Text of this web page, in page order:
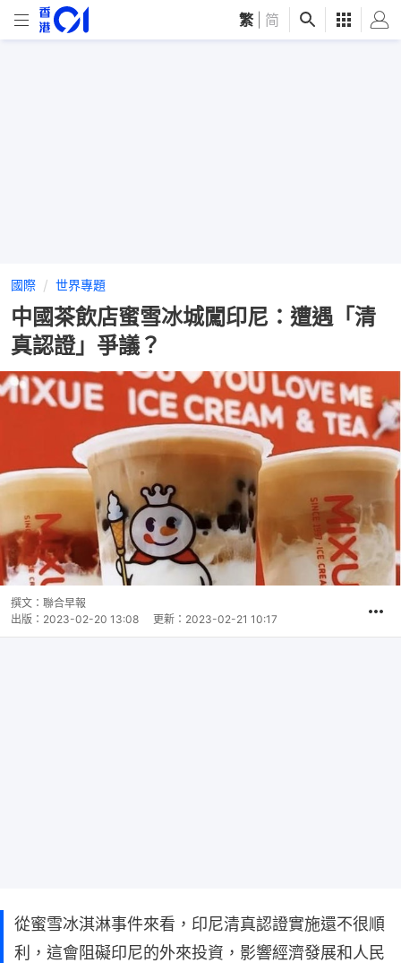
繁 简
國際 世界專題
中國茶飲店蜜雪冰城闖印尼：遭遇「清
真認證」爭議？
撰文： 聯合早報
出版： 2023-02-20 13:08 更新： 2023-02-21 10:17
從蜜雪冰淇淋事件來看，印尼清真認證實施還不很順
利，這會阻礙印尼的外來投資，影響經濟發展和人民